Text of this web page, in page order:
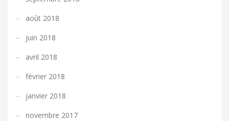
août 2018
juin 2018
avril 2018
février 2018
janvier 2018
novembre 2017